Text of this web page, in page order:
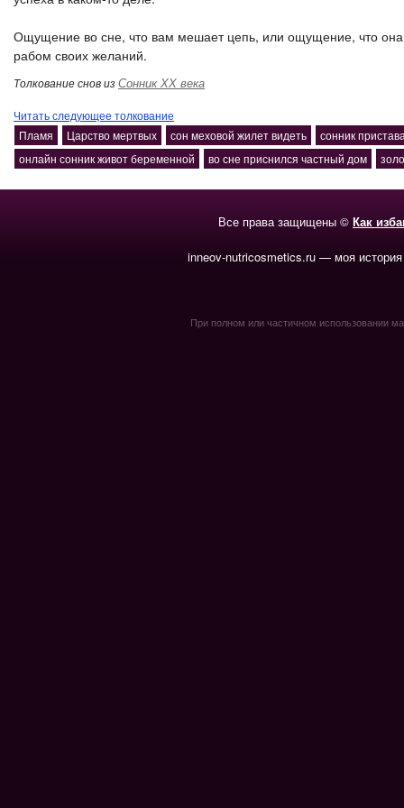
Ощущение во сне, что вам мешает цепь, или ощущение, что она
рабом своих желаний.
Толкование снов изСонник ХХ века
Читать следующее толкование
Пламя
Царство мертвых сон меховой жилет видеть
сонник
онлайн сонник живот беременной
во сне приснился частный дом
Все права защищены © Как
inneov-nutricosmetics.ru — моя
При полном или частичном использовании